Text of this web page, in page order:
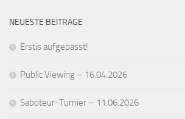
NEUESTE BEITRÄGE
Erstis aufgepasst!
Public Viewing – 16.04.2026
Saboteur-Turnier – 11.06.2026